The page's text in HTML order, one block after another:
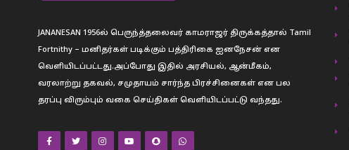
JANANESAN 1956ல் பெருந்த்தலைவர் காமராஜர் திருக்கத்தால் Tamil
Fortnithy – மனிதர்கள் படிக்கும் பத்திரிகை ஐனநேசன் என
வெளியிடப்பட்டது.அப்போது இதில் அரசியல், ஆன்மீகம்,
வரலாற்று தகவல், சமுதாயம் சார்ந்த பிரச்சினைகள் என பல
தரப்பு விரும்பும் வகை செய்திகள் வெளியிடப்பட்டு வந்தது.